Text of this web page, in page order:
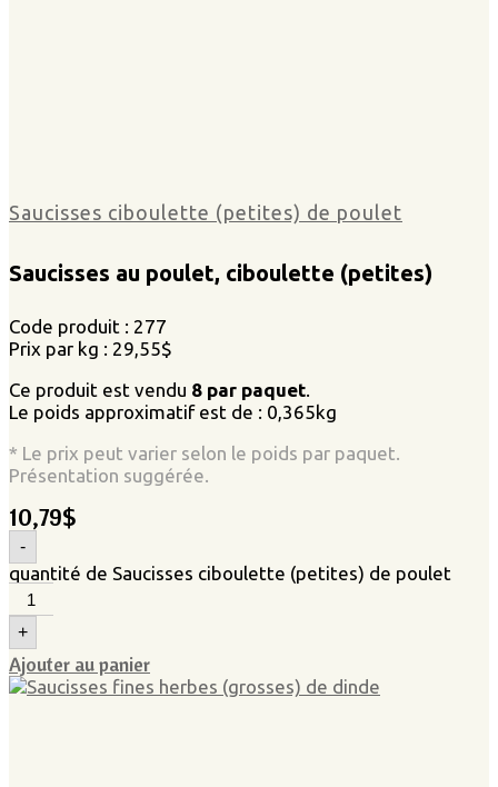
Saucisses ciboulette (petites) de poulet
Saucisses au poulet, ciboulette (petites)
Code produit : 277
Prix par kg : 29,55$
Ce produit est vendu 8 par paquet.
Le poids approximatif est de : 0,365kg
* Le prix peut varier selon le poids par paquet.
Présentation suggérée.
10,79$
-
quantité de Saucisses ciboulette (petites) de poulet
+
Ajouter au panier